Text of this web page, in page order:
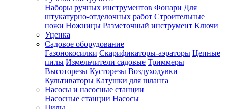
Наборы ручных инструментов Фонари Для
штукатурно-отделочных работ Строительные
ножи Ножницы Разметочный инструмент Ключи
Уценка
Садовое оборудование
Газонокосилки Скарификаторы-аэраторы Цепные
пилы Измельчители садовые Триммеры
Высоторезы Кусторезы Воздуходувки
Культиваторы Катушки для шланга
Насосы и насосные станции
Насосные станции Насосы